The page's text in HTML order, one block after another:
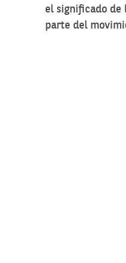
el significado de
parte del